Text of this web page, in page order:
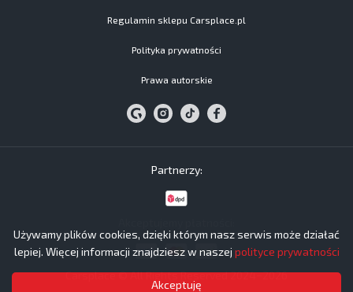
Używamy plików cookies, dzięki którym nasz serwis może działać
lepiej. Więcej informacji znajdziesz w naszej polityce prywatności
Akceptuję
Regulamin sklepu Carsplace.pl
Polityka prywatności
Prawa autorskie
Carsplace © All Rights Reserved 2024−2026
Partnerzy: